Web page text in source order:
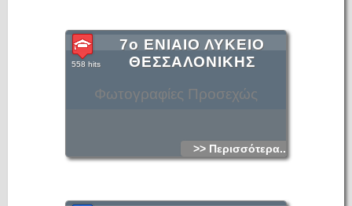
Φωτογραφίες Προσεχώς
7ο ΕΝΙΑΙΟ ΛΥΚΕΙΟ
ΘΕΣΣΑΛΟΝΙΚΗΣ
558 hits
>> Περισσότερα...